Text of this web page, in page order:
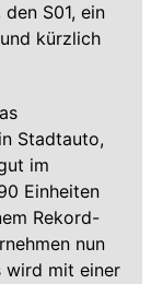
S01, ein
kürzlich
Stadtauto,
im
Einheiten
Rekord-
nun
wird mit einer